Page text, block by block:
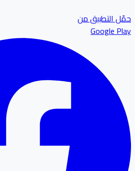
التطبيق من
Google